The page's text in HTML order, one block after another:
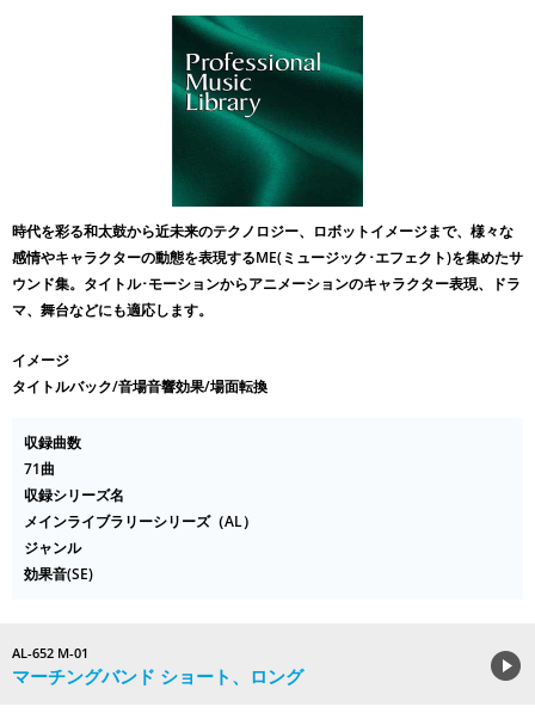
時代を彩る和太鼓から近未来のテクノロジー、ロボットイメージまで、様々な
感情やキャラクターの動態を表現するME(ミュージック･エフェクト)を集めたサ
ウンド集。タイトル･モーションからアニメーションのキャラクター表現、ドラ
マ、舞台などにも適応します。
イメージ
タイトルバック/音場音響効果/場面転換
収録曲数
71曲
収録シリーズ名
メインライブラリーシリーズ（AL）
ジャンル
効果音(SE)
AL-652 M-01
マーチングバンド ショート、ロング